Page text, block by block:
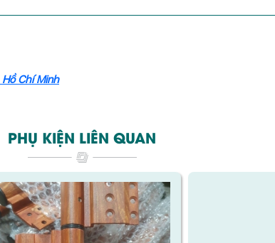
Chí Minh
PHỤ KIỆN LIÊN QUAN